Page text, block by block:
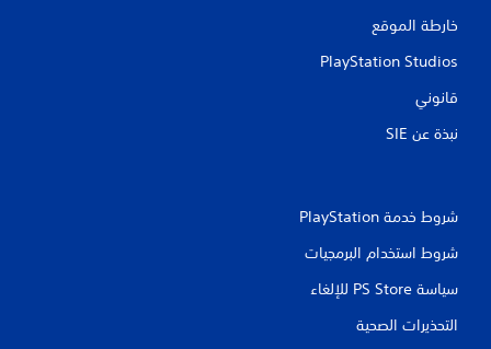
خارطة الموقع
PlayStation Studios
قانوني
نبذة عن SIE‏
شروط خدمة PlayStation‏
شروط استخدام البرمجيات
سياسة PS Store للإلغاء
التحذيرات الصحية